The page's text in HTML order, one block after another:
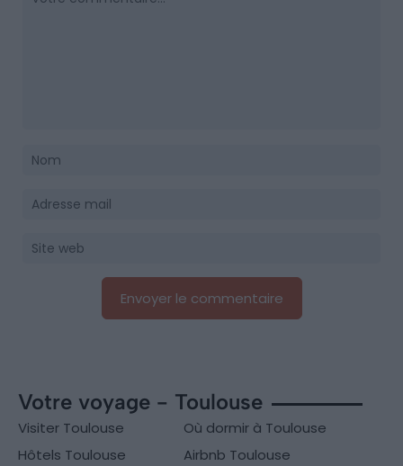
Votre voyage - Toulouse
Visiter Toulouse
Où dormir à Toulouse
Hôtels Toulouse
Airbnb Toulouse